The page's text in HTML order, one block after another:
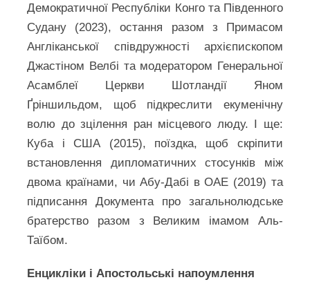
Демократичної Республіки Конго та Південного
Судану (2023), остання разом з Примасом
Англіканської співдружності архієпископом
Джастіном Велбі та модератором Генеральної
Асамблеї Церкви Шотландії Яном
Ґріншильдом, щоб підкреслити екуменічну
волю до зцілення ран місцевого люду. І ще:
Куба і США (2015), поїздка, щоб скріпити
встановлення дипломатичних стосунків між
двома країнами, чи Абу-Дабі в ОАЕ (2019) та
підписання Документа про загальнолюдське
братерство разом з Великим імамом Аль-
Таїбом.
Енцикліки і Апостольські напоумлення